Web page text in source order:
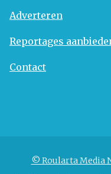
Adverteren
Reportages
Contact
© Roularta Media